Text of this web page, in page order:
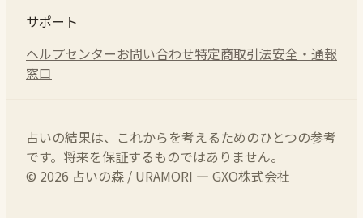
サポート
ヘルプセンターお問い合わせ特定商取引法安全・通報
窓口
占いの結果は、これからを考えるためのひとつの参考
です。将来を保証するものではありません。
© 2026 占いの森 / URAMORI — GXO株式会社